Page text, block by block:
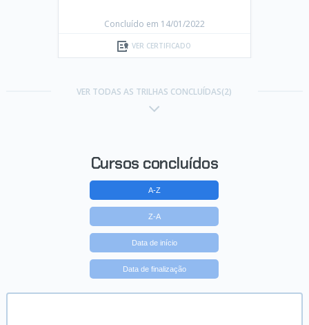
Concluído em 14/01/2022
VER CERTIFICADO
VER TODAS AS TRILHAS CONCLUÍDAS(2)
Cursos concluídos
A-Z
Z-A
Data de início
Data de finalização